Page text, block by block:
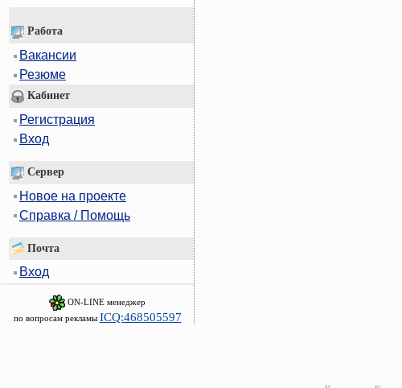
Работа
Вакансии
Резюме
Кабинет
Регистрация
Вход
Сервер
Новое на проекте
Справка / Помощь
Почта
Вход
ON-LINE менеджер
по вопросам рекламы ICQ:468505597